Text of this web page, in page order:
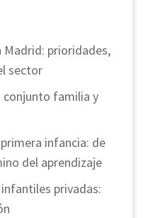
Madrid: prioridades,
sector
familia y
infancia: de
del aprendizaje
privadas: